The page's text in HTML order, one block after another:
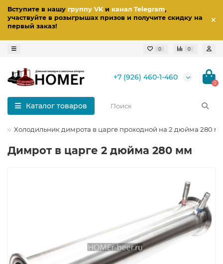
Вступите в нашу группу VKи канал Telegram,
участвуйте в розыгрышах призов и получите скидку на
первый заказ!
0 0
+7 (926) 460-1-460
0
Каталог товаров
Холодильник димрота в царге проходной на 2 дюйма 280
Димрот в царге 2 дюйма 280 мм